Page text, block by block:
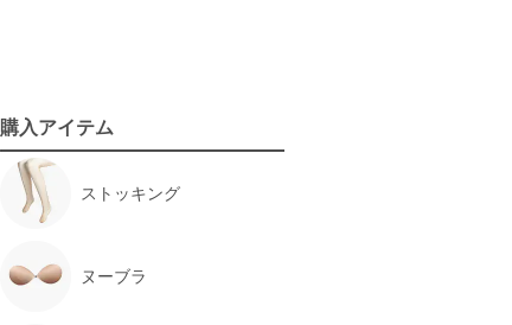
購入アイテム
ストッキング
ヌーブラ